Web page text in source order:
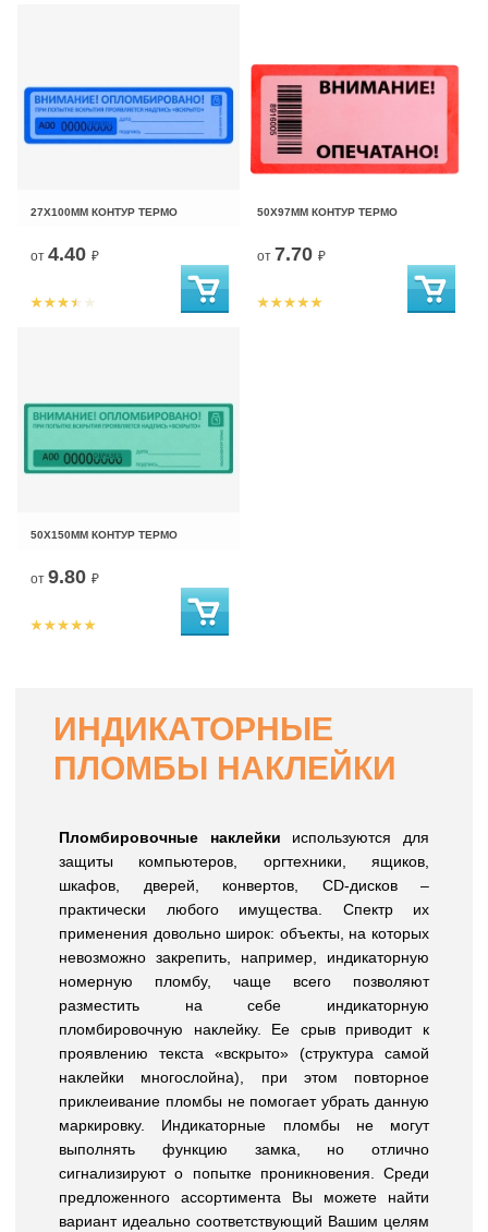
27Х100ММ КОНТУР ТЕРМО
от 4.40 ₽
50Х97ММ КОНТУР ТЕРМО
от 7.70 ₽
50Х150ММ КОНТУР ТЕРМО
от 9.80 ₽
ИНДИКАТОРНЫЕ
ПЛОМБЫ НАКЛЕЙКИ
Пломбировочные наклейки
используются для
защиты компьютеров, оргтехники, ящиков,
шкафов, дверей, конвертов, CD-дисков –
практически любого имущества. Спектр их
применения довольно широк: объекты, на которых
невозможно закрепить, например, индикаторную
номерную пломбу, чаще всего позволяют
разместить на себе индикаторную
пломбировочную наклейку. Ее срыв приводит к
проявлению текста «вскрыто» (структура самой
наклейки многослойна), при этом повторное
приклеивание пломбы не помогает убрать данную
маркировку. Индикаторные пломбы не могут
выполнять функцию замка, но отлично
сигнализируют о попытке проникновения. Среди
предложенного ассортимента Вы можете найти
вариант идеально соответствующий Вашим целям